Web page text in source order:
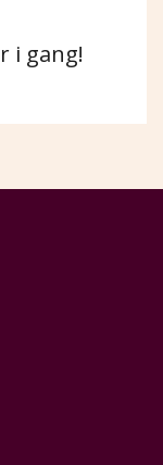
i gang!